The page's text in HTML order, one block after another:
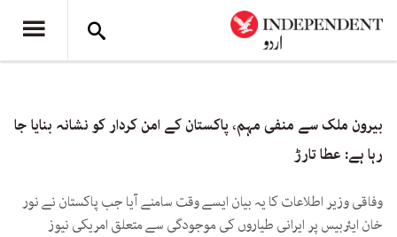
بیرون ملک سے منفی مہم، پاکستان کے امن کردار کو نشانہ بنایا جا
رہا ہے: عطا تارڑ
وفاقی وزیر اطلاعات کا یہ بیان ایسے وقت سامنے آیا جب پاکستان نے نور
خان ایئربیس پر ایرانی طیاروں کی موجودگی سے متعلق امریکی نیوز